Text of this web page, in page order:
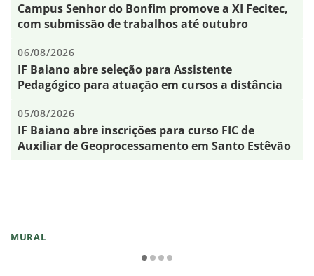
MURAL
Campus Senhor do Bonfim promove a XI Fecitec,
com submissão de trabalhos até outubro
06/08/2026
IF Baiano abre seleção para Assistente
Pedagógico para atuação em cursos a distância
05/08/2026
IF Baiano abre inscrições para curso FIC de
Auxiliar de Geoprocessamento em Santo Estêvão